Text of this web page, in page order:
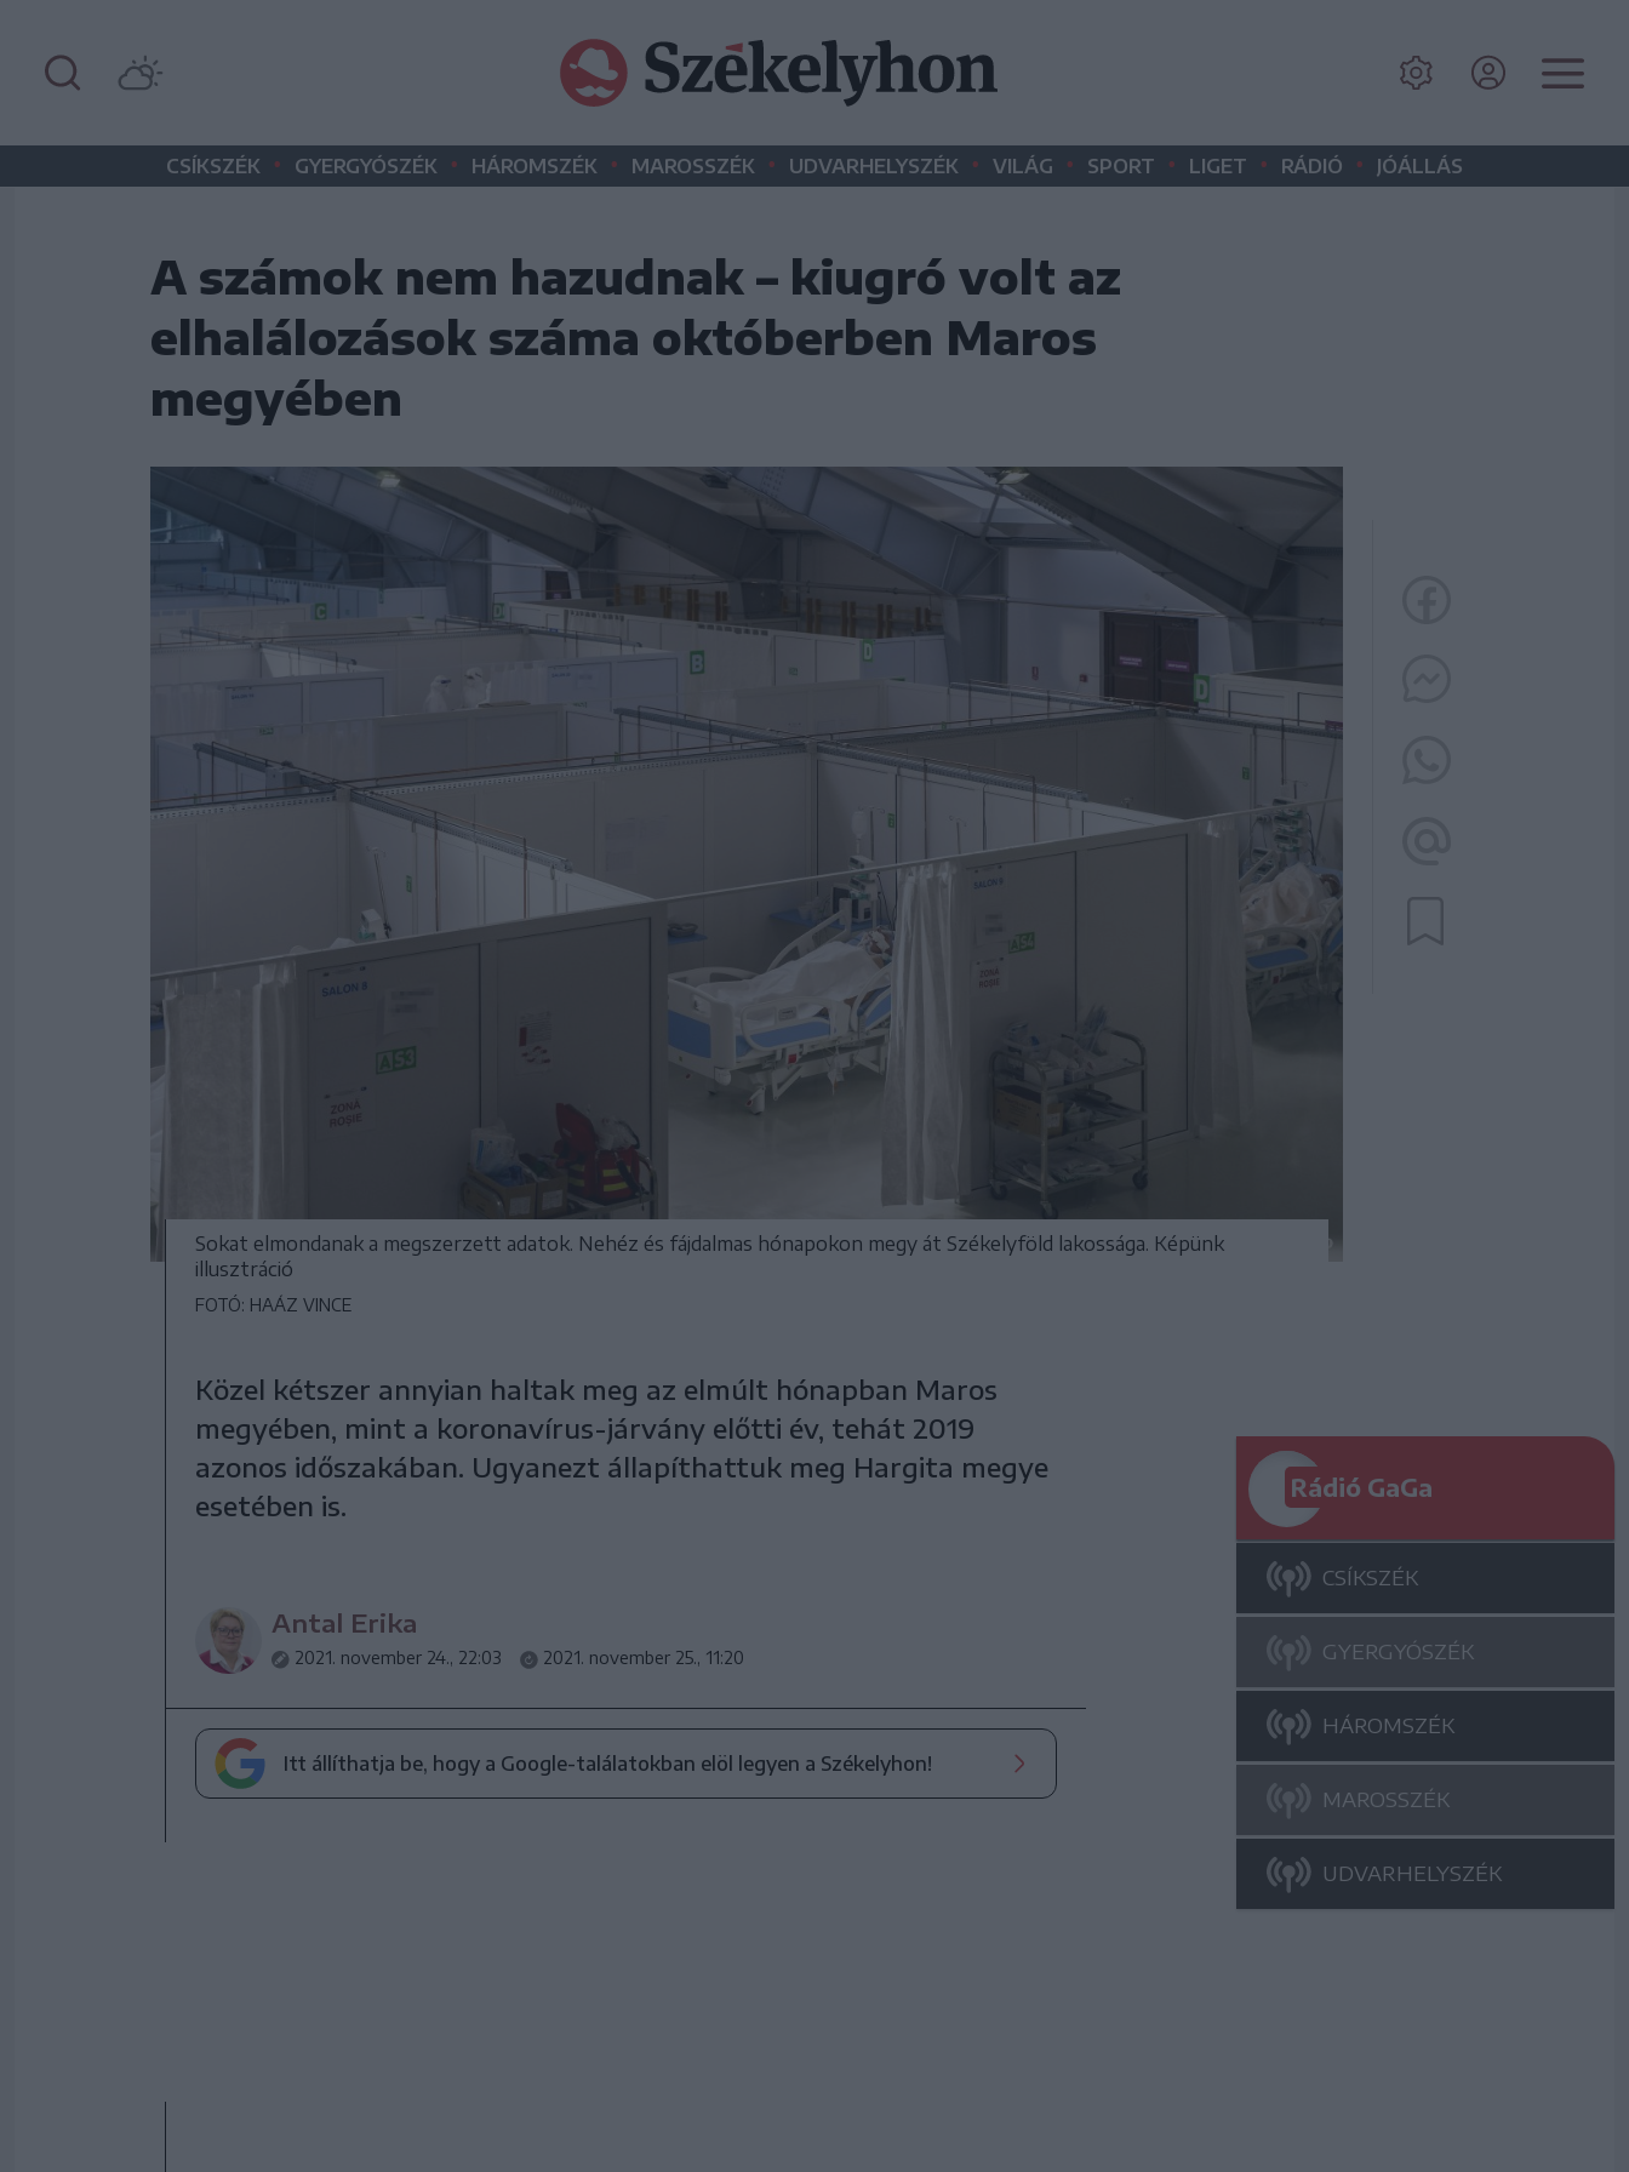
CSÍKSZÉK • GYERGYÓSZÉK • HÁROMSZÉK • MAROSSZÉK • UDVARHELYSZÉK • VILÁG • SPORT • LIGET • RÁDIÓ • JÓÁLLÁS
A számok nem hazudnak – kiugró volt az
elhalálozások száma októberben Maros
megyében
Sokat elmondanak a megszerzett adatok. Nehéz és fájdalmas hónapokon megy át Székelyföld lakossága. Képünk
illusztráció
FOTÓ: HAÁZ VINCE
Közel kétszer annyian haltak meg az elmúlt hónapban Maros
megyében, mint a koronavírus-járvány előtti év, tehát 2019
azonos időszakában. Ugyanezt állapíthattuk meg Hargita megye
esetében is.
Antal Erika
2021. november 24., 22:03 2021. november 25., 11:20
Itt állíthatja be, hogy a Google-találatokban elöl legyen a Székelyhon!
Rádió GaGa
CSÍKSZÉK
GYERGYÓSZÉK
HÁROMSZÉK
MAROSSZÉK
UDVARHELYSZÉK